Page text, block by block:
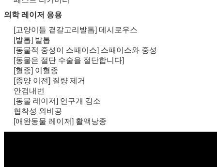
의학 레이저 응용
[고양이들 곁갈고리발톱] 데시로우스
[발톱] 발톱
[동물적 중성이 스패이스] 스패이스와 중성
[동물은 절단 수술을 절단합니다]
[혈종] 이혈종
[종양 이전] 질량 제거
안검내번
[동물 레이저] 연구개 감소
협착성 외비공
[애완동물 레이저] 활액낭종